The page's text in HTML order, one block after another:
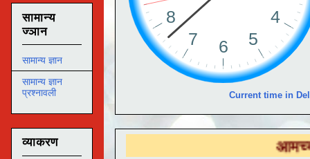
Current time in
DS
सामान्य
ज्ञान
सामान्य ज्ञान
सामान्य ज्ञान
प्रश्नावली
व्याकरण